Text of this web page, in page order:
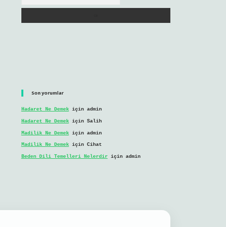
Son yorumlar
Hadaret Ne Demekiçin admin
Hadaret Ne Demekiçin Salih
Madilik Ne Demekiçin admin
Madilik Ne Demekiçin Cihat
Beden Dili Temelleri Nelerdiriçin admin